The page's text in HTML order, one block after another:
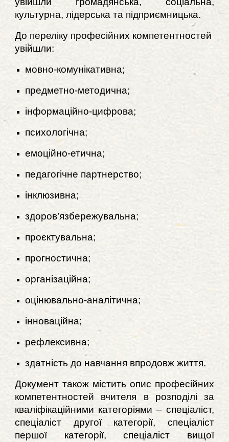
культурна, лідерська та підприємницька.
До переліку професійних компетентностей
увійшли:
мовно-комунікативна;
предметно-методична;
інформаційно-цифрова;
психологічна;
емоційно-етична;
педагогічне партнерство;
інклюзивна;
здоров’язбережувальна;
проєктувальна;
прогностична;
організаційна;
оцінювально-аналітична;
інноваційна;
рефлексивна;
здатність до навчання впродовж життя.
Документ також містить опис професійних
компетентностей вчителя в розподілі за
кваліфікаційними категоріями – спеціаліст,
спеціаліст другої категорії, спеціаліст
першої категорії, спеціаліст вищої